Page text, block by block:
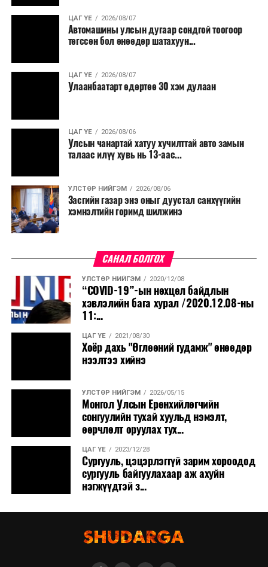
ЦАГ ҮЕ 2026/08/07
Автомашины улсын дугаар сондгой тоогоор
төгссөн бол өнөөдөр шатахуун...
ЦАГ ҮЕ 2026/08/07
Улаанбаатарт өдөртөө 30 хэм дулаан
ЦАГ ҮЕ 2026/08/06
Улсын чанартай хатуу хучилттай авто замын
талаас илүү хувь нь 13-аас...
УЛСТӨР НИЙГЭМ 2026/08/06
Засгийн газар энэ оныг дуустал санхүүгийн
хэмнэлтийн горимд шилжинэ
САНАЛ БОЛГОХ
УЛСТӨР НИЙГЭМ 2020/12/08
“COVID-19”-ын нөхцөл байдлын
хэвлэлийн бага хурал /2020.12.08-ны
11:...
ЦАГ ҮЕ 2021/08/30
Хоёр дахь "Өглөөний гудамж" өнөөдөр
нээлтээ хийнэ
УЛСТӨР НИЙГЭМ 2026/05/15
Монгол Улсын Ерөнхийлөгчийн
сонгуулийн тухай хуульд нэмэлт,
өөрчлөлт оруулах тух...
ЦАГ ҮЕ 2023/12/28
Сургууль, цэцэрлэггүй зарим хороодод
сургууль байгуулахаар аж ахуйн
нэгжүүдтэй з...